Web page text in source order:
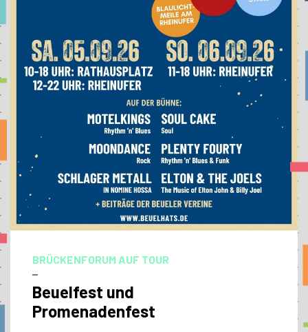
BRÜCKENFORUM AUF TOUR
–
Beuelfest und
Promenadenfest